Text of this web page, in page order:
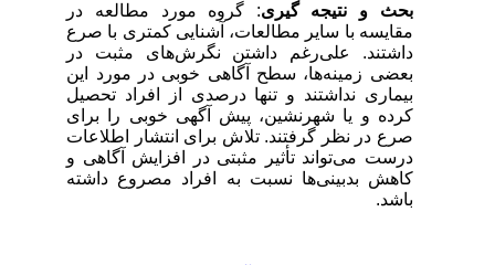
بحث و نتیجه گیری: گروه مورد مطالعه در
مقایسه با سایر مطالعات، آشنایی کمتری با صرع
داشتند. علیرغم داشتن نگرش‌های مثبت در
بعضی زمینه‌ها، سطح آگاهی خوبی در مورد این
بیماری نداشتند و تنها درصدی از افراد تحصیل
کرده و یا شهرنشین، پیش آگهی خوبی را برای
صرع در نظر گرفتند. تلاش برای انتشار اطلاعات
درست می‌تواند تأثیر مثبتی در افزایش آگاهی و
کاهش بدبینی‌ها نسبت به افراد مصروع داشته
باشد.